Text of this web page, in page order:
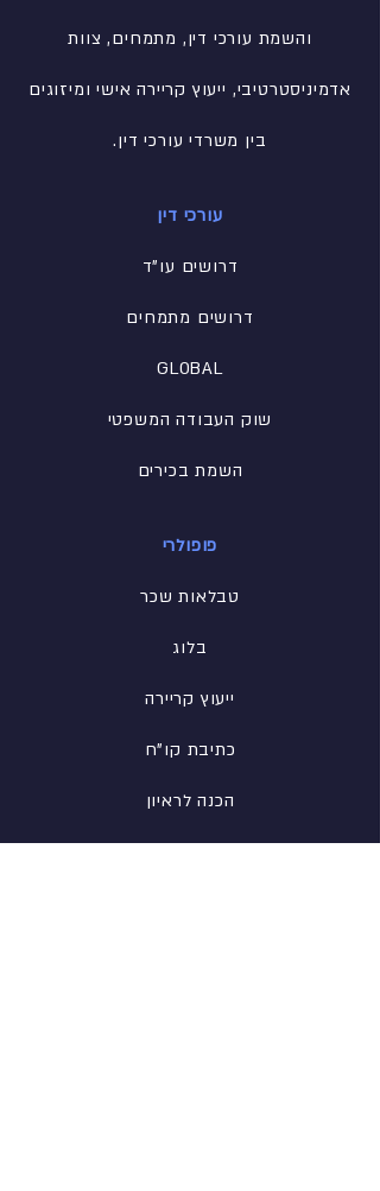
והשמת עורכי דין, מתמחים, צוות
אדמיניסטרטיבי, ייעוץ קריירה אישי ומיזוגים
בין משרדי עורכי דין.
עורכי דין
דרושים עו"ד
דרושים מתמחים
GLOBAL
שוק העבודה המשפטי
השמת בכירים
פופולרי
טבלאות שכר
בלוג
ייעוץ קריירה
כתיבת קו"ח
הכנה לראיון